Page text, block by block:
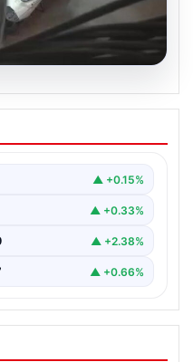
edilen 4 katlı
"content": "İstanbul'un
▲ +0.15%
▲ +0.33%
▲ +2.38%
▲ +0.66%